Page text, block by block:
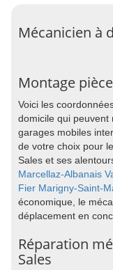
Mécanicien à
Montage
Voici les
domicile qui peuvent
garages mobiles
de votre choix pour
Sales et ses
Marcellaz-Albanais
Fier Marigny-Saint-
économique, le
déplacement en
Réparation
Sales